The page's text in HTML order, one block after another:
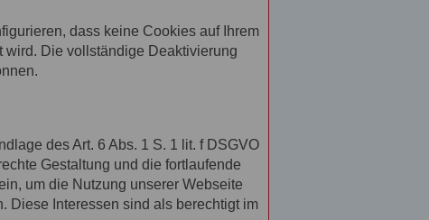
dass keine Cookies auf Ihrem
wird. Die vollständige Deaktivierung
des Art. 6 Abs. 1 S. 1 lit. f DSGVO
Gestaltung und die fortlaufende
um die Nutzung unserer Webseite
Diese Interessen sind als berechtigt im